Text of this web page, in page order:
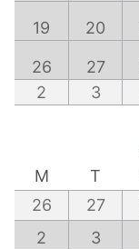
19 20
26 27
2
3
M
T
26
27
2
3